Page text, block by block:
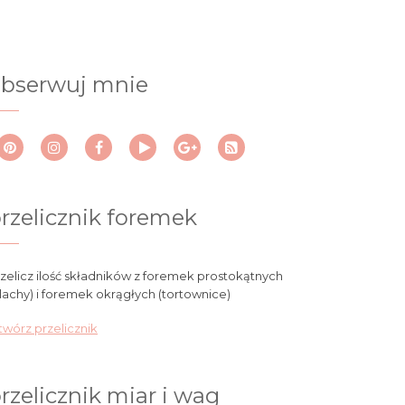
mnie
foremek
ilość składników z foremek prostokątnych
i foremek okrągłych (tortownice)
przelicznik
miar i wag